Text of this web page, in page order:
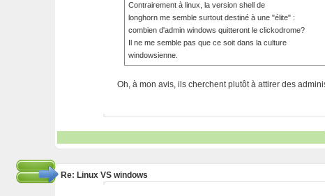
Contrairement à linux, la version shell de
longhorn me semble surtout destiné à une "élite" :
combien d'admin windows quitteront le clickodrome?
Il ne me semble pas que ce soit dans la culture
windowsienne.
Oh, à mon avis, ils cherchent plutôt à attirer des
Re: Linux VS windows